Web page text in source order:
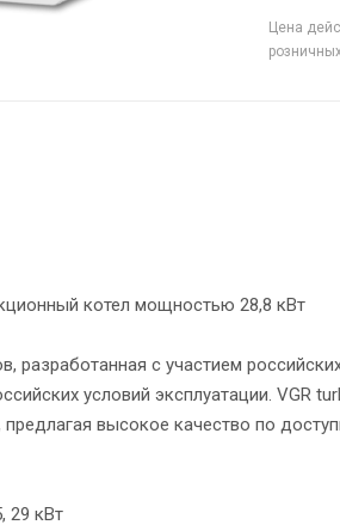
Цена
котел мощностью 28,8 кВт
разработанная с участием
условий эксплуатации. VGR
высокое качество по
29 кВт